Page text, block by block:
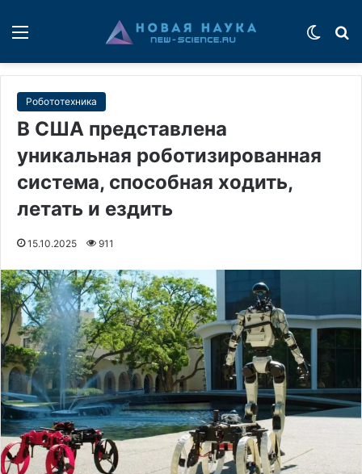
Робототехника
В США представлена
уникальная роботизированная
система, способная ходить,
летать и ездить
15.10.2025 911